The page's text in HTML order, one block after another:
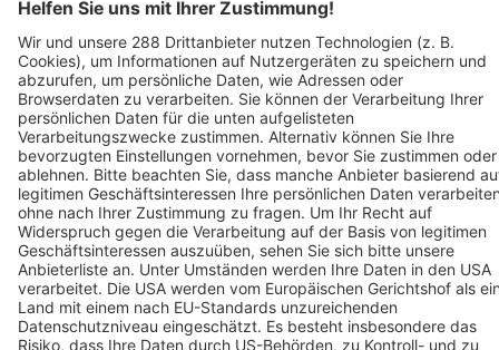
Verkaufsstellen vor